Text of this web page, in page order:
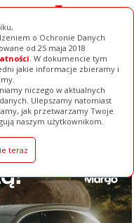
o Ochronie Danych
od 25 maja 2018
. W dokumencie tym
jakie informacje zbieramy i
niczego w aktualnych
Ulepszamy natomiast
jak przetwarzamy Twoje
naszym użytkownikom.
teraz
Baza Firm Pełna Wersja